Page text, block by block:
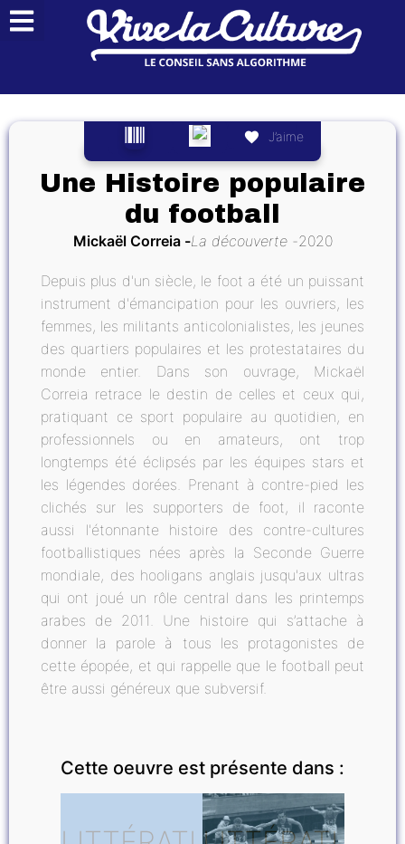
J’aime
Une Histoire populaire
du football
Mickaël Correia La découverte 2020
Depuis plus d'un siècle, le foot a été un puissant
instrument d'émancipation pour les ouvriers, les
femmes, les militants anticolonialistes, les jeunes
des quartiers populaires et les protestataires du
monde entier. Dans son ouvrage, Mickaël
Correia retrace le destin de celles et ceux qui,
pratiquant ce sport populaire au quotidien, en
professionnels ou en amateurs, ont trop
longtemps été éclipsés par les équipes stars et
les légendes dorées. Prenant à contre-pied les
clichés sur les supporters de foot, il raconte
aussi l'étonnante histoire des contre-cultures
footballistiques nées après la Seconde Guerre
mondiale, des hooligans anglais jusqu'aux ultras
qui ont joué un rôle central dans les printemps
arabes de 2011. Une histoire qui s’attache à
donner la parole à tous les protagonistes de
cette épopée, et qui rappelle que le football peut
être aussi généreux que subversif.
Cette oeuvre est présente dans :